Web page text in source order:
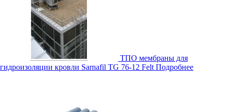
ТПО мембраны для
гидроизоляции кровли Sarnafil TG 76-12 Felt Подробнее